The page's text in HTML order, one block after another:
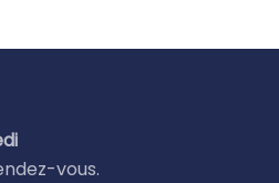
vous.